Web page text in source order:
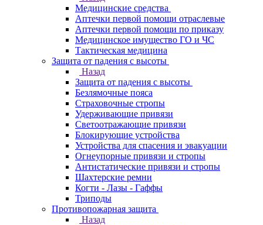
Медицинские средства
Аптечки первой помощи отраслевые
Аптечки первой помощи по приказу
Медицинское имущество ГО и ЧС
Тактическая медицина
Защита от падения с высоты
Назад
Защита от падения с высоты
Безлямочные пояса
Страховочные стропы
Удерживающие привязи
Светоотражающие привязи
Блокирующие устройства
Устройства для спасения и эвакуации
Огнеупорные привязи и стропы
Антистатические привязи и стропы
Шахтерские ремни
Когти - Лазы - Гаффы
Триподы
Противопожарная защита
Назад